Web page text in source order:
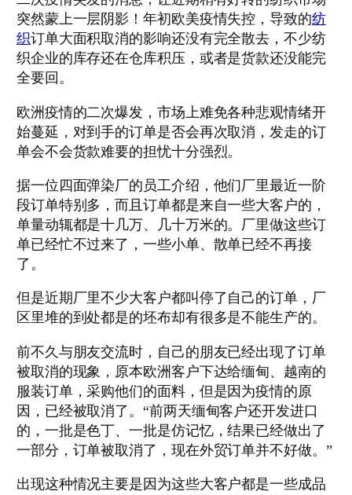
porno
r57
shell
download
php
Shell
php
shell
download
sex
video
xxx
videos
jizzme
indian
sex
sex
hd
porn
突然蒙上一层阴影！年初欧美疫情失控，导致的纺
织订单大面积取消的影响还没有完全散去，不少纺
织企业的库存还在仓库积压，或者是货款还没能完
全要回。
欧洲疫情的二次爆发，市场上难免各种悲观情绪开
始蔓延，对到手的订单是否会再次取消，发走的订
单会不会货款难要的担忧十分强烈。
据一位四面弹染厂的员工介绍，他们厂里最近一阶
段订单特别多，而且订单都是来自一些大客户的，
单量动辄都是十几万、几十万米的。厂里做这些订
单已经忙不过来了，一些小单、散单已经不再接
了。
但是近期厂里不少大客户都叫停了自己的订单，厂
区里堆的到处都是的坯布却有很多是不能生产的。
前不久与朋友交流时，自己的朋友已经出现了订单
被取消的现象，原本欧洲客户下达给缅甸、越南的
服装订单，采购他们的面料，但是因为疫情的原
因，已经被取消了。“前两天缅甸客户还开发进口
的，一批是色丁、一批是仿记忆，结果已经做出了
一部分，订单被取消了，现在外贸订单并不好做。”
出现这种情况主要是因为这些大客户都是一些成品